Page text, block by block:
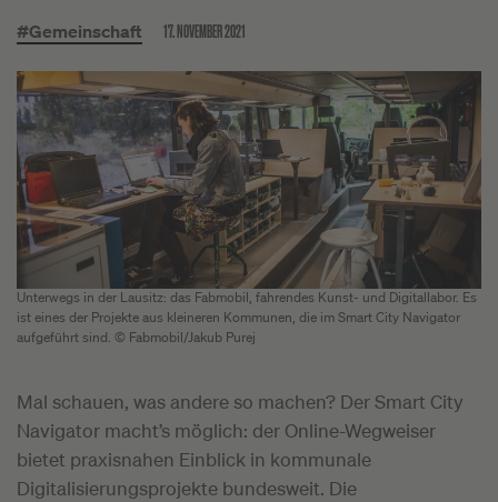
#Gemeinschaft 17. NOVEMBER 2021
Unterwegs in der Lausitz: das Fabmobil, fahrendes Kunst- und Digitallabor. Es
ist eines der Projekte aus kleineren Kommunen, die im Smart City Navigator
aufgeführt sind. © Fabmobil/Jakub Purej
Mal schauen, was andere so machen? Der Smart City
Navigator macht’s möglich: der Online-Wegweiser
bietet praxisnahen Einblick in kommunale
Digitalisierungsprojekte bundesweit. Die